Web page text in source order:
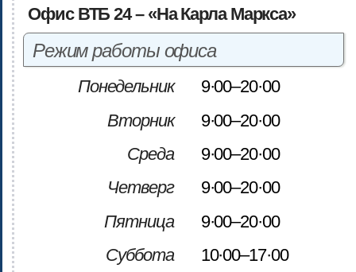
Офис ВТБ 24 – «На Карла Маркса»
Режим работы офиса
Понедельник
9·00–20·00
Вторник
9·00–20·00
Среда
9·00–20·00
Четверг
9·00–20·00
Пятница
9·00–20·00
Суббота
10·00–17·00